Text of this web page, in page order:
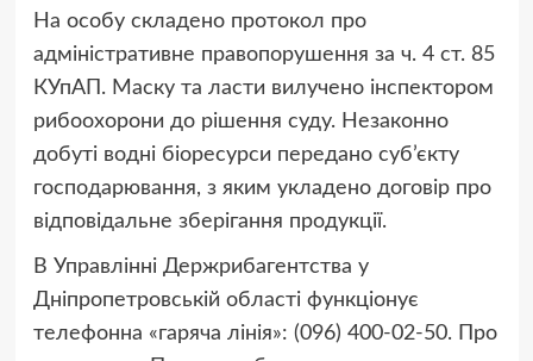
На особу складено протокол про
адміністративне правопорушення за ч. 4 ст. 85
КУпАП. Маску та ласти вилучено інспектором
рибоохорони до рішення суду. Незаконно
добуті водні біоресурси передано суб’єкту
господарювання, з яким укладено договір про
відповідальне зберігання продукції.
В Управлінні Держрибагентства у
Дніпропетровській області функціонує
телефонна «гаряча лінія»: (096) 400-02-50. Про